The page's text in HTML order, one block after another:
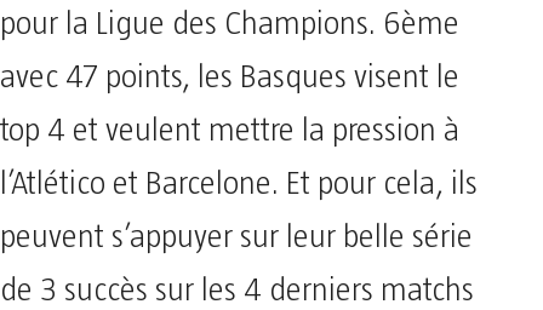
pour la Ligue des Champions. 6ème
avec 47 points, les Basques visent le
top 4 et veulent mettre la pression à
l’Atlético et Barcelone. Et pour cela, ils
peuvent s’appuyer sur leur belle série
de 3 succès sur les 4 derniers matchs